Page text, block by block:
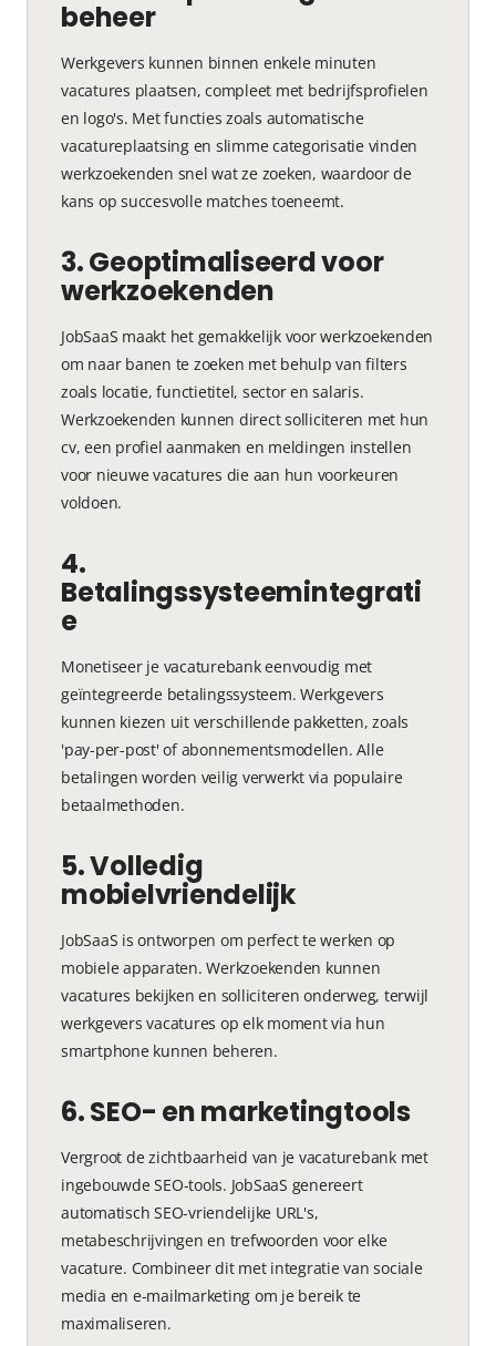
beheer
Werkgevers kunnen binnen enkele minuten
vacatures plaatsen, compleet met bedrijfsprofielen
en logo's. Met functies zoals automatische
vacatureplaatsing en slimme categorisatie vinden
werkzoekenden snel wat ze zoeken, waardoor de
kans op succesvolle matches toeneemt.
3. Geoptimaliseerd voor
werkzoekenden
JobSaaS maakt het gemakkelijk voor werkzoekenden
om naar banen te zoeken met behulp van filters
zoals locatie, functietitel, sector en salaris.
Werkzoekenden kunnen direct solliciteren met hun
cv, een profiel aanmaken en meldingen instellen
voor nieuwe vacatures die aan hun voorkeuren
voldoen.
4.
Betalingssysteemintegrati
e
Monetiseer je vacaturebank eenvoudig met
geïntegreerde betalingssysteem. Werkgevers
kunnen kiezen uit verschillende pakketten, zoals
'pay-per-post' of abonnementsmodellen. Alle
betalingen worden veilig verwerkt via populaire
betaalmethoden.
5. Volledig
mobielvriendelijk
JobSaaS is ontworpen om perfect te werken op
mobiele apparaten. Werkzoekenden kunnen
vacatures bekijken en solliciteren onderweg, terwijl
werkgevers vacatures op elk moment via hun
smartphone kunnen beheren.
6. SEO- en marketingtools
Vergroot de zichtbaarheid van je vacaturebank met
ingebouwde SEO-tools. JobSaaS genereert
automatisch SEO-vriendelijke URL's,
metabeschrijvingen en trefwoorden voor elke
vacature. Combineer dit met integratie van sociale
media en e-mailmarketing om je bereik te
maximaliseren.